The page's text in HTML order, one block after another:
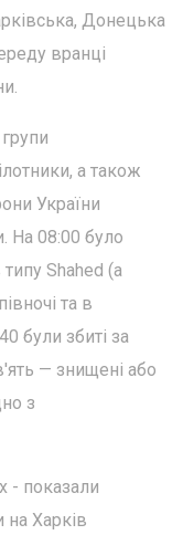
Донецька
вранці
а також
України
На 08:00 було
Shahed (а
та в
були збиті за
— знищені або
з
показали
на Харків